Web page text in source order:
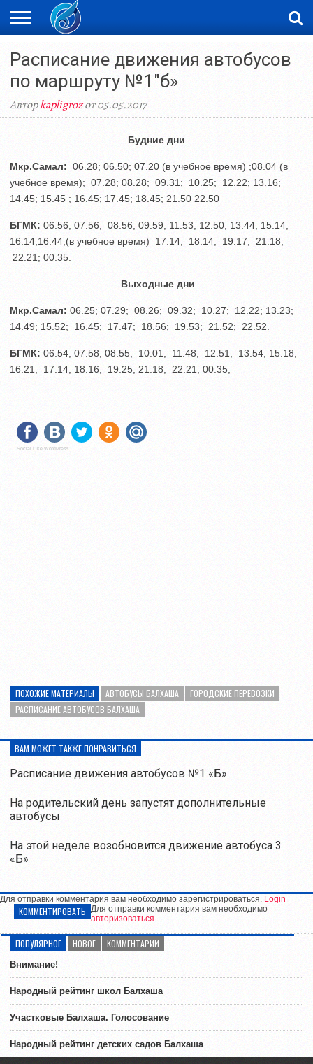
НОВОСТИ
ВИДЕО
ФОТОРЕПОРТАЖИ
ОРКЕН
Расписание движения автобусов
по маршруту №1″б»
Авторkapligrozот 05.05.2017
Будние дни
Мкр.Самал: 06.28; 06.50; 07.20 (в учебное время) ;08.04 (в
учебное время); 07.28; 08.28; 09.31; 10.25; 12.22; 13.16;
14.45; 15.45 ; 16.45; 17.45; 18.45; 21.50 22.50
БГМК: 06.56; 07.56; 08.56; 09.59; 11.53; 12.50; 13.44; 15.14;
16.14;16.44;(в учебное время) 17.14; 18.14; 19.17; 21.18;
22.21; 00.35.
Выходные дни
Мкр.Самал: 06.25; 07.29; 08.26; 09.32; 10.27; 12.22; 13.23;
14.49; 15.52; 16.45; 17.47; 18.56; 19.53; 21.52; 22.52.
БГМК: 06.54; 07.58; 08.55; 10.01; 11.48; 12.51; 13.54; 15.18;
16.21; 17.14; 18.16; 19.25; 21.18; 22.21; 00.35;
Social Like WordPress
ПОХОЖИЕ МАТЕРИАЛЫ АВТОБУСЫ БАЛХАША
ГОРОДСКИЕ ПЕРЕВОЗКИ
РАСПИСАНИЕ АВТОБУСОВ БАЛХАША
ВАМ МОЖЕТ ТАКЖЕ ПОНРАВИТЬСЯ
Расписание движения автобусов №1 «Б»
На родительский день запустят дополнительные
автобусы
На этой неделе возобновится движение автобуса 3
«Б»
Для отправки комментария вам необходимо зарегистрироваться. Login
КОММЕНТИРОВАТЬ Для отправки комментария вам необходимо
авторизоваться.
ПОПУЛЯРНОЕ НОВОЕ КОММЕНТАРИИ
Внимание!
Народный рейтинг школ Балхаша
Участковые Балхаша. Голосование
Народный рейтинг детских садов Балхаша